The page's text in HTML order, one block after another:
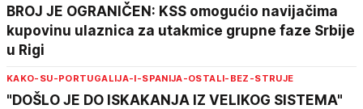
BROJ JE OGRANIČEN: KSS omogućio navijačima
kupovinu ulaznica za utakmice grupne faze Srbije
u Rigi
KAKO-SU-PORTUGALIJA-I-SPANIJA-OSTALI-BEZ-STRUJE
"DOŠLO JE DO ISKAKANJA IZ VELIKOG SISTEMA"